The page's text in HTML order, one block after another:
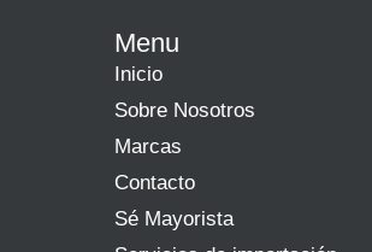
Menu
Inicio
Sobre Nosotros
Marcas
Contacto
Sé Mayorista